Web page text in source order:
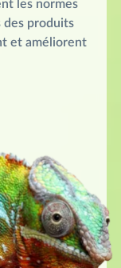
les normes
des produits
et améliorent